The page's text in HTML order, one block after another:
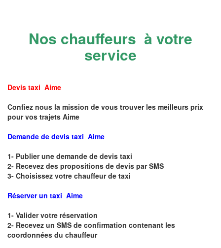
Nos chauffeurs à votre
service
Devis taxi Aime
Confiez nous la mission de vous trouver les meilleurs prix
pour vos trajets Aime
Demande de devis taxi Aime
1- Publier une demande de devis taxi
2- Recevez des propositions de devis par SMS
3- Choisissez votre chauffeur de taxi
Réserver un taxi Aime
1- Valider votre réservation
2- Recevez un SMS de confirmation contenant les
coordonnées du chauffeur